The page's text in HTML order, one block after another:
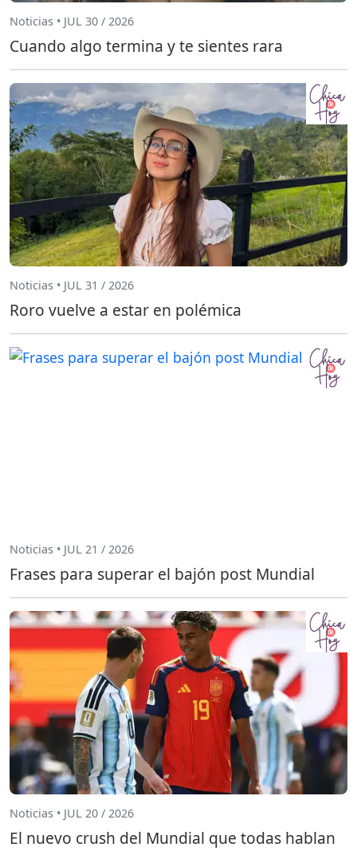
Noticias • JUL 30 / 2026
Cuando algo termina y te sientes rara
Noticias • JUL 31 / 2026
Roro vuelve a estar en polémica
Noticias • JUL 21 / 2026
Frases para superar el bajón post Mundial
Noticias • JUL 20 / 2026
El nuevo crush del Mundial que todas hablan